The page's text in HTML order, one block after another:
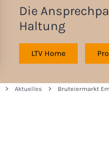
Die
Haltung
LTV Home
Aktuelles Bruteiermarkt